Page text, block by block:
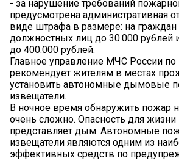
- за нарушение требований
предусмотрена административная
виде штрафа в размере: на граждан
должностных лиц до 30.000 рублей
до 400.000 рублей.
Главное управление МЧС России
рекомендует жителям в местах
установить автономные дымовые
извещатели.
В ночное время обнаружить пожар
очень сложно. Опасность для жизни
представляет дым. Автономные
извещатели являются одним из
эффективных средств по